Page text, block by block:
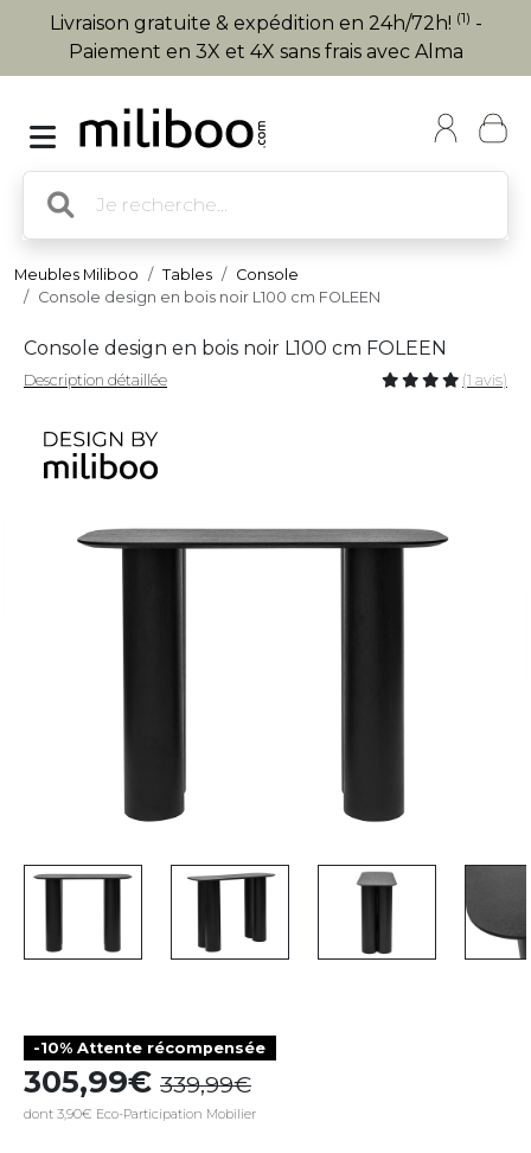
Livraison gratuite & expédition en 24h/72h! (1) -
Paiement en 3X et 4X sans frais avec Alma
Meubles Miliboo Tables
Console
Console design en bois noir L100 cm FOLEEN
Console design en bois noir L100 cm FOLEEN
Description détaillée (1 avis)
-10% Attente récompensée
305,99 339,99
dont 3,90€ Eco-Participation Mobilier